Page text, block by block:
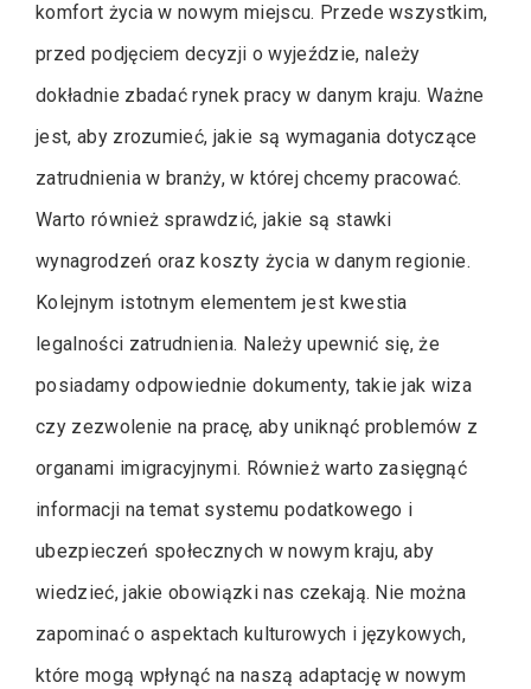
komfort życia w nowym miejscu. Przede wszystkim,
przed podjęciem decyzji o wyjeździe, należy
dokładnie zbadać rynek pracy w danym kraju. Ważne
jest, aby zrozumieć, jakie są wymagania dotyczące
zatrudnienia w branży, w której chcemy pracować.
Warto również sprawdzić, jakie są stawki
wynagrodzeń oraz koszty życia w danym regionie.
Kolejnym istotnym elementem jest kwestia
legalności zatrudnienia. Należy upewnić się, że
posiadamy odpowiednie dokumenty, takie jak wiza
czy zezwolenie na pracę, aby uniknąć problemów z
organami imigracyjnymi. Również warto zasięgnąć
informacji na temat systemu podatkowego i
ubezpieczeń społecznych w nowym kraju, aby
wiedzieć, jakie obowiązki nas czekają. Nie można
zapominać o aspektach kulturowych i językowych,
które mogą wpłynąć na naszą adaptację w nowym